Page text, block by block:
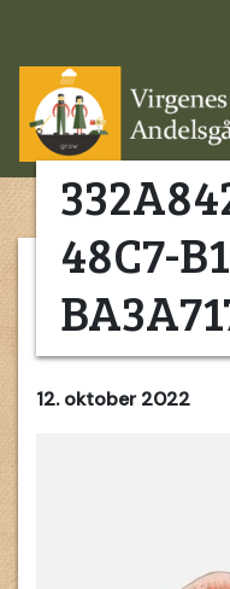
48C7-
12. oktober 2022